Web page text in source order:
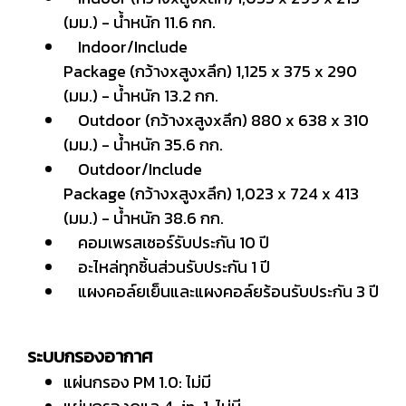
(มม.) - น้ำหนัก 11.6 กก.
Indoor/Include
Package (กว้างxสูงxลึก) 1,125 x 375 x 290
(มม.) - น้ำหนัก 13.2 กก.
Outdoor (กว้างxสูงxลึก) 880 x 638 x 310
(มม.) - น้ำหนัก 35.6 กก.
Outdoor/Include
Package (กว้างxสูงxลึก) 1,023 x 724 x 413
(มม.) - น้ำหนัก 38.6 กก.
คอมเพรสเซอร์รับประกัน 10 ปี
อะไหล่ทุกชิ้นส่วนรับประกัน 1 ปี
แผงคอล์ยเย็นและแผงคอล์ยร้อนรับประกัน 3 ปี
ระบบกรองอากาศ
แผ่นกรอง PM 1.0: ไม่มี